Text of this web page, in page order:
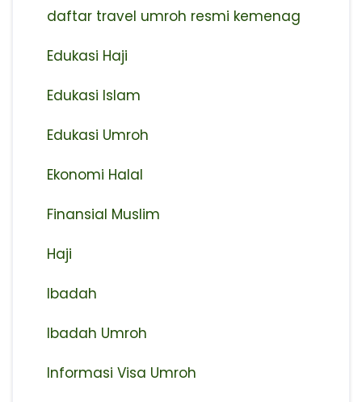
daftar travel umroh resmi kemenag
Edukasi Haji
Edukasi Islam
Edukasi Umroh
Ekonomi Halal
Finansial Muslim
Haji
Ibadah
Ibadah Umroh
Informasi Visa Umroh